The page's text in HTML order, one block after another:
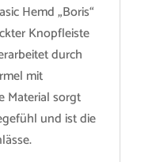
Hemd „Boris“
Knopfleiste
durch
mit
Material sorgt
und ist die